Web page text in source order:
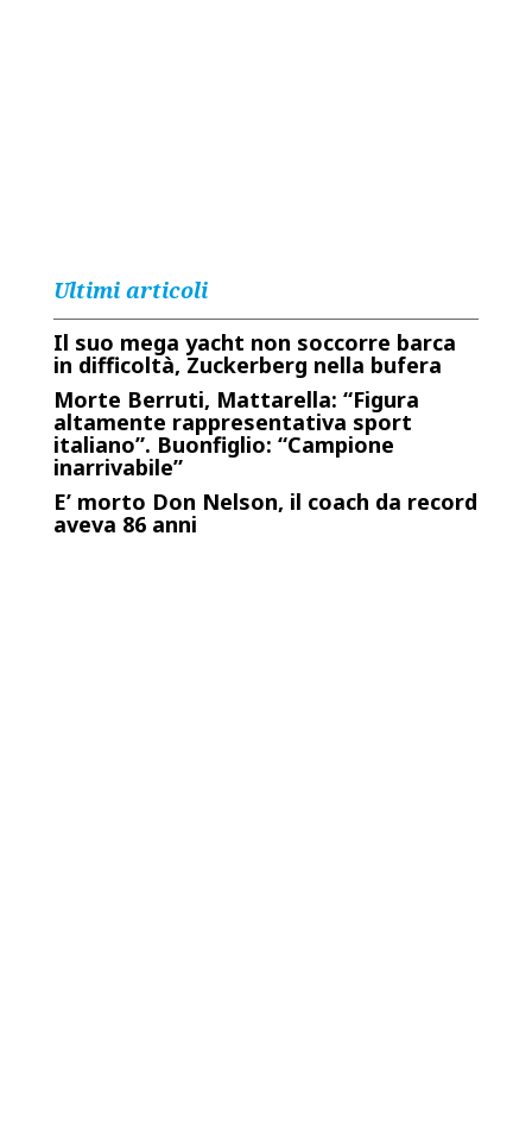
Ultimi articoli
Il suo mega yacht non soccorre barca
in difficoltà, Zuckerberg nella bufera
Morte Berruti, Mattarella: “Figura
altamente rappresentativa sport
italiano”. Buonfiglio: “Campione
inarrivabile”
E’ morto Don Nelson, il coach da record
aveva 86 anni